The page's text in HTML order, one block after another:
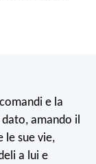
e la
dato, amando il
le sue vie,
a lui e